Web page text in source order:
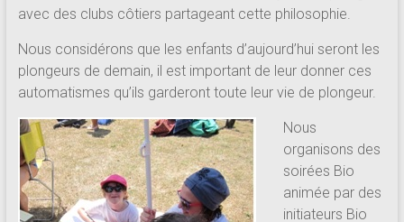
avec des clubs côtiers partageant cette philosophie.
Nous considérons que les enfants d’aujourd’hui seront les
plongeurs de demain, il est important de leur donner ces
automatismes qu’ils garderont toute leur vie de plongeur.
Nous
organisons des
soirées Bio
animée par des
initiateurs Bio